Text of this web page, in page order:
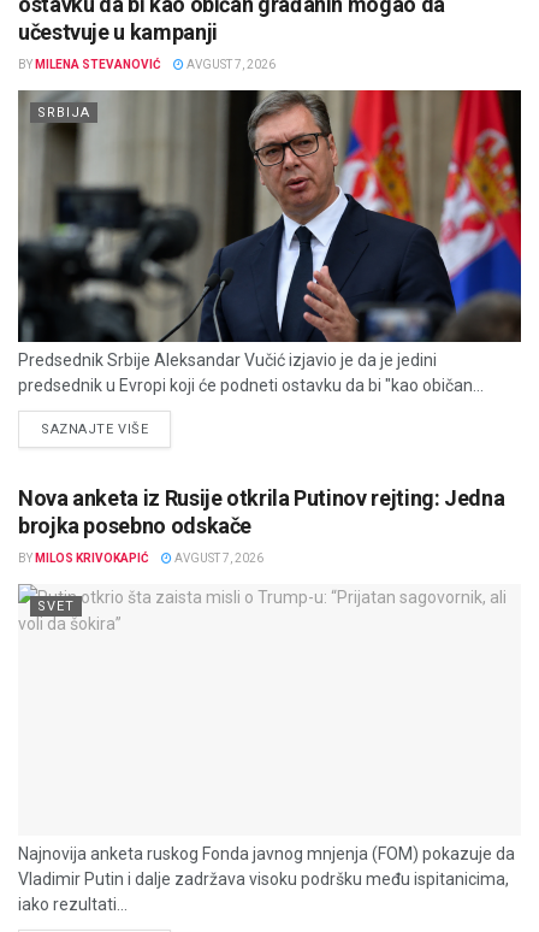
učestvuje u kampanji
BY MILENA STEVANOVIĆ AVGUST 7, 2026
SRBIJA
Predsednik Srbije Aleksandar Vučić izjavio je da je jedini
predsednik u Evropi koji će podneti ostavku da bi "kao običan...
SAZNAJTE VIŠEDETAILS
Nova anketa iz Rusije otkrila Putinov rejting: Jedna
brojka posebno odskače
BY MILOS KRIVOKAPIĆ AVGUST 7, 2026
SVET
Najnovija anketa ruskog Fonda javnog mnjenja (FOM) pokazuje da
Vladimir Putin i dalje zadržava visoku podršku među ispitanicima,
iako rezultati...